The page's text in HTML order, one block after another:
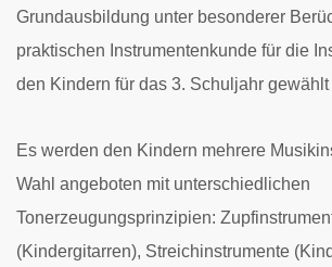
Grundausbildung unter besonderer
praktischen Instrumentenkunde für die
den Kindern für das 3. Schuljahr
Es werden den Kindern mehrere
Wahl angeboten mit unterschiedlichen
Tonerzeugungsprinzipien:
(Kindergitarren), Streichinstrumente